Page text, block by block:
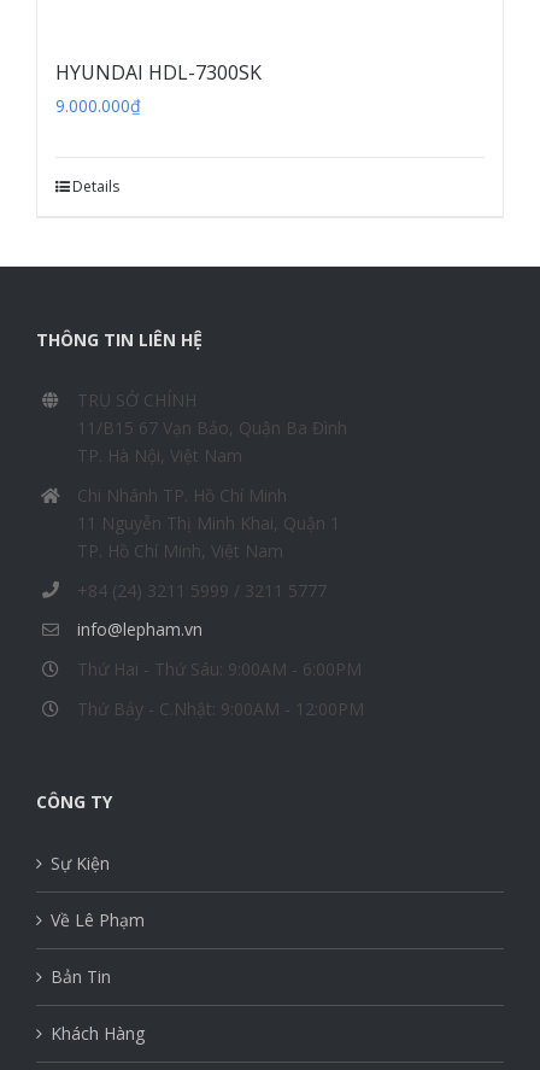
HYUNDAI HDL-7300SK
9.000.000₫
Details
THÔNG TIN LIÊN HỆ
TRỤ SỞ CHÍNH
11/B15 67 Vạn Bảo, Quận Ba Đình
TP. Hà Nội, Việt Nam
Chi Nhánh TP. Hồ Chí Minh
11 Nguyễn Thị Minh Khai, Quận 1
TP. Hồ Chí Minh, Việt Nam
+84 (24) 3211 5999 / 3211 5777
info@lepham.vn
Thứ Hai - Thứ Sáu: 9:00AM - 6:00PM
Thứ Bảy - C.Nhật: 9:00AM - 12:00PM
CÔNG TY
Sự Kiện
Về Lê Phạm
Bản Tin
Khách Hàng